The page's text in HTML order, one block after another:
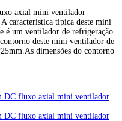
axial mini ventilador
característica típica deste mini
é um ventilador de refrigeração
deste mini ventilador de
dimensões do contorno
DC fluxo axial mini ventilador
DC fluxo axial mini ventilador